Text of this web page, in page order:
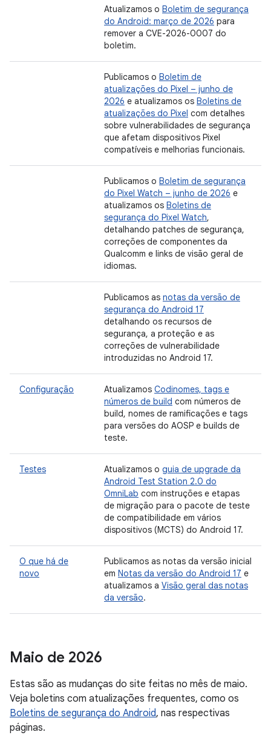
Atualizamos o Boletim de segurança
do Android: março de 2026 para
remover a CVE-2026-0007 do
boletim.
Publicamos o Boletim de
atualizações do Pixel – junho de
2026 e atualizamos os Boletins de
atualizações do Pixel com detalhes
sobre vulnerabilidades de segurança
que afetam dispositivos Pixel
compatíveis e melhorias funcionais.
Publicamos o Boletim de segurança
do Pixel Watch – junho de 2026 e
atualizamos os Boletins de
segurança do Pixel Watch,
detalhando patches de segurança,
correções de componentes da
Qualcomm e links de visão geral de
idiomas.
Publicamos as notas da versão de
segurança do Android 17
detalhando os recursos de
segurança, a proteção e as
correções de vulnerabilidade
introduzidas no Android 17.
Configuração Atualizamos Codinomes, tags e
números de build com números de
build, nomes de ramificações e tags
para versões do AOSP e builds de
teste.
Testes Atualizamos o guia de upgrade da
Android Test Station 2.0 do
OmniLab com instruções e etapas
de migração para o pacote de teste
de compatibilidade em vários
dispositivos (MCTS) do Android 17.
O que há de
novo
Publicamos as notas da versão inicial
em Notas da versão do Android 17 e
atualizamos a Visão geral das notas
da versão.
Maio de 2026
Estas são as mudanças do site feitas no mês de maio.
Veja boletins com atualizações frequentes, como os
Boletins de segurança do Android, nas respectivas
páginas.